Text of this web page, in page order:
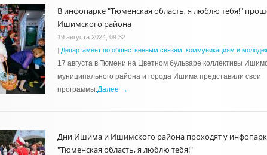
В инфопарке "Тюменская область, я люблю тебя!"
Ишимского района
19 августа 2024, 09:32
| Департамент по общественным связям, коммуникациям и
17 августа в Тюмени на Цветном бульваре коллективы
муниципального района и города Ишима представили свои
программы.Далее →
Дни Ишима и Ишимского района проходят у
"Тюменская область, я люблю тебя!"